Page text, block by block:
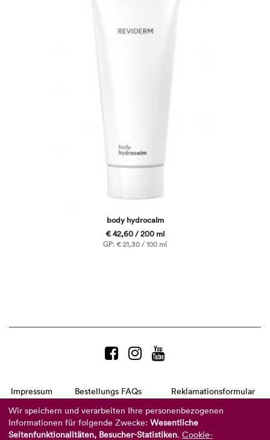
body hydrocalm
€ 42,60 / 200 ml
GP: € 21,30 / 100 ml
Impressum Bestellungs FAQs
Reklamationsformular
Telefon:+49 8104 8873-310
(Mo-Do: 9-16 Uhr und Fr: 9-14 Uhr)
Wir speichern und verarbeiten Ihre personenbezogenen
Informationen für folgende Zwecke: Wesentliche
Seitenfunktionalitäten, Besucher-Statistiken. Cookie-